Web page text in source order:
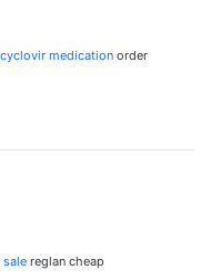
medication order
sale reglan cheap